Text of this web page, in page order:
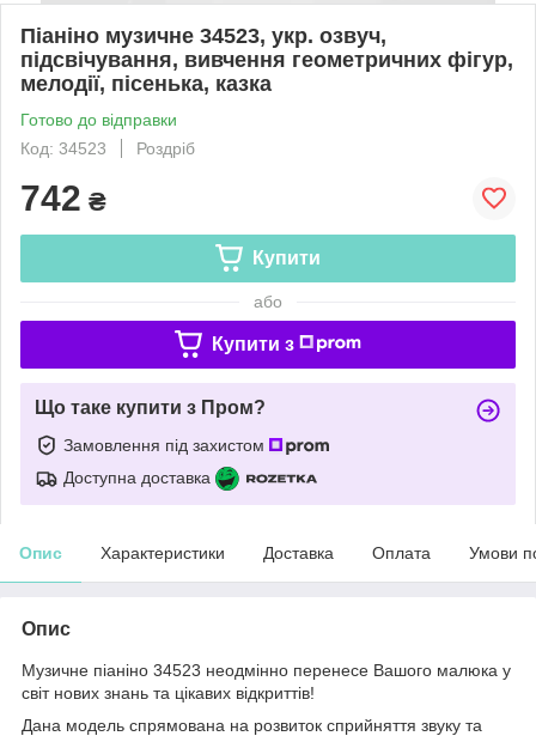
Піаніно музичне 34523, укр. озвуч,
підсвічування, вивчення геометричних фігур,
мелодії, пісенька, казка
Готово до відправки
Код: 34523
Роздріб
742 ₴
Купити
або
Купити з
Що таке купити з Пром?
Замовлення під захистом
Доступна доставка
Опис Характеристики Доставка Оплата Умови
Опис
Музичне піаніно 34523 неодмінно перенесе Вашого малюка у
світ нових знань та цікавих відкриттів!
Дана модель спрямована на розвиток сприйняття звуку та